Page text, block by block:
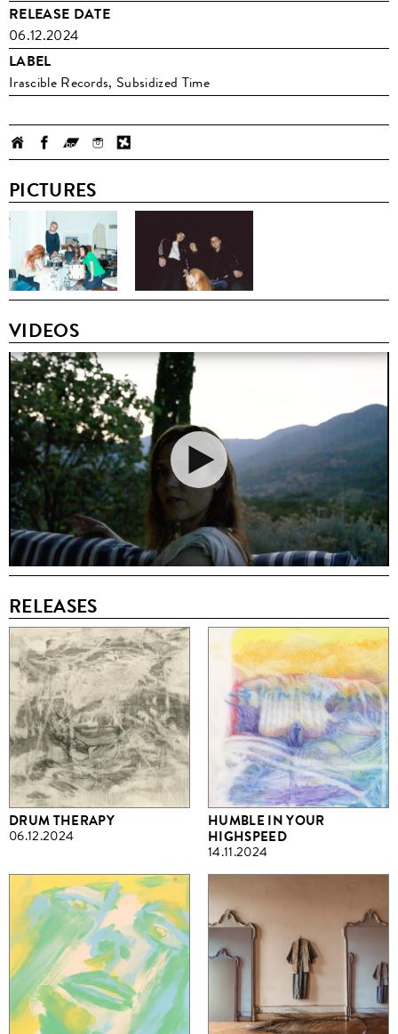
RELEASE DATE
06.12.2024
LABEL
Irascible Records, Subsidized Time
PICTURES
VIDEOS
RELEASES
DRUM THERAPY
06.12.2024
HUMBLE IN YOUR
HIGHSPEED
14.11.2024